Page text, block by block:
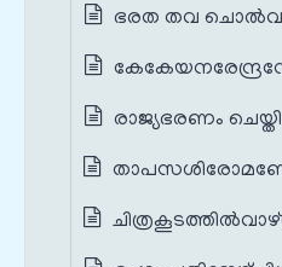
ഭരത തവ
രാജ്യഭരണം